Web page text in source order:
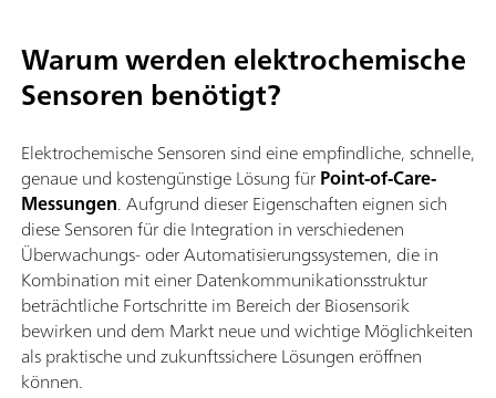
Warum werden elektrochemische
Sensoren benötigt?
Elektrochemische Sensoren sind eine empfindliche, schnelle,
genaue und kostengünstige Lösung fürPoint-of-Care-
Messungen. Aufgrund dieser Eigenschaften eignen sich
diese Sensoren für die Integration in verschiedenen
Überwachungs- oder Automatisierungssystemen, die in
Kombination mit einer Datenkommunikationsstruktur
beträchtliche Fortschritte im Bereich der Biosensorik
bewirken und dem Markt neue und wichtige Möglichkeiten
als praktische und zukunftssichere Lösungen eröffnen
können.